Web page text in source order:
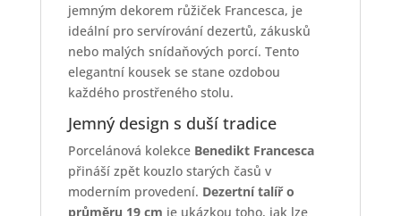
jemným dekorem růžiček Francesca, je
ideální pro servírování dezertů, zákusků
nebo malých snídaňových porcí. Tento
elegantní kousek se stane ozdobou
každého prostřeného stolu.
Jemný design s duší tradice
Porcelánová kolekce Benedikt Francesca
přináší zpět kouzlo starých časů v
moderním provedení. Dezertní talíř o
průměru 19 cm je ukázkou toho, jak lze